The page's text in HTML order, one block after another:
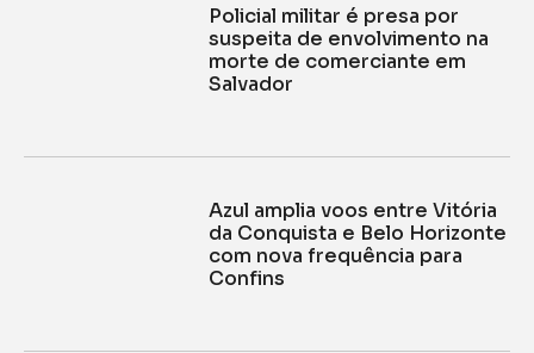
Policial militar é presa por
suspeita de envolvimento na
morte de comerciante em
Salvador
Azul amplia voos entre Vitória
da Conquista e Belo Horizonte
com nova frequência para
Confins